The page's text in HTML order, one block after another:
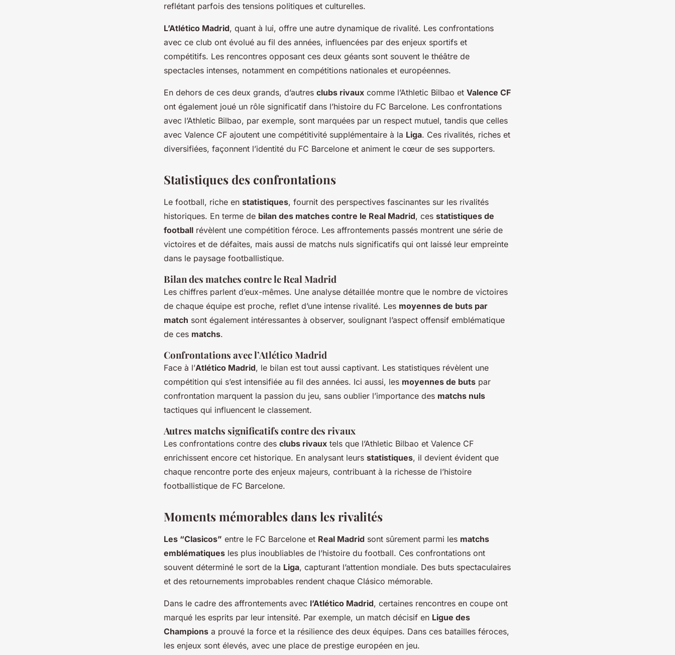
reflétant parfois des tensions politiques et culturelles.
L’Atlético Madrid, quant à lui, offre une autre dynamique de rivalité. Les confrontations
avec ce club ont évolué au fil des années, influencées par des enjeux sportifs et
compétitifs. Les rencontres opposant ces deux géants sont souvent le théâtre de
spectacles intenses, notamment en compétitions nationales et européennes.
En dehors de ces deux grands, d’autres clubs rivaux comme l’Athletic Bilbao et Valence CF
ont également joué un rôle significatif dans l’histoire du FC Barcelone. Les confrontations
avec l’Athletic Bilbao, par exemple, sont marquées par un respect mutuel, tandis que celles
avec Valence CF ajoutent une compétitivité supplémentaire à la Liga. Ces rivalités, riches et
diversifiées, façonnent l’identité du FC Barcelone et animent le cœur de ses supporters.
Statistiques des confrontations
Le football, riche en statistiques, fournit des perspectives fascinantes sur les rivalités
historiques. En terme de bilan des matches contre le Real Madrid, ces statistiques de
football révèlent une compétition féroce. Les affrontements passés montrent une série de
victoires et de défaites, mais aussi de matchs nuls significatifs qui ont laissé leur empreinte
dans le paysage footballistique.
Bilan des matches contre le Real Madrid
Les chiffres parlent d’eux-mêmes. Une analyse détaillée montre que le nombre de victoires
de chaque équipe est proche, reflet d’une intense rivalité. Les moyennes de buts par
match sont également intéressantes à observer, soulignant l’aspect offensif emblématique
de ces matchs.
Confrontations avec l’Atlético Madrid
Face à l’Atlético Madrid, le bilan est tout aussi captivant. Les statistiques révèlent une
compétition qui s’est intensifiée au fil des années. Ici aussi, les moyennes de buts par
confrontation marquent la passion du jeu, sans oublier l’importance des matchs nuls
tactiques qui influencent le classement.
Autres matchs significatifs contre des rivaux
Les confrontations contre des clubs rivaux tels que l’Athletic Bilbao et Valence CF
enrichissent encore cet historique. En analysant leurs statistiques, il devient évident que
chaque rencontre porte des enjeux majeurs, contribuant à la richesse de l’histoire
footballistique de FC Barcelone.
Moments mémorables dans les rivalités
Les “Clasicos” entre le FC Barcelone et Real Madrid sont sûrement parmi les matchs
emblématiques les plus inoubliables de l’histoire du football. Ces confrontations ont
souvent déterminé le sort de la Liga, capturant l’attention mondiale. Des buts spectaculaires
et des retournements improbables rendent chaque Clásico mémorable.
Dans le cadre des affrontements avec l’Atlético Madrid, certaines rencontres en coupe ont
marqué les esprits par leur intensité. Par exemple, un match décisif en Ligue des
Champions a prouvé la force et la résilience des deux équipes. Dans ces batailles féroces,
les enjeux sont élevés, avec une place de prestige européen en jeu.